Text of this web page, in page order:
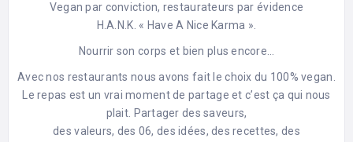
Vegan par conviction, restaurateurs par évidence
H.A.N.K. « Have A Nice Karma ».
Nourrir son corps et bien plus encore…
Avec nos restaurants nous avons fait le choix du 100% vegan.
Le repas est un vrai moment de partage et c’est ça qui nous
plait. Partager des saveurs,
des valeurs, des 06, des idées, des recettes, des